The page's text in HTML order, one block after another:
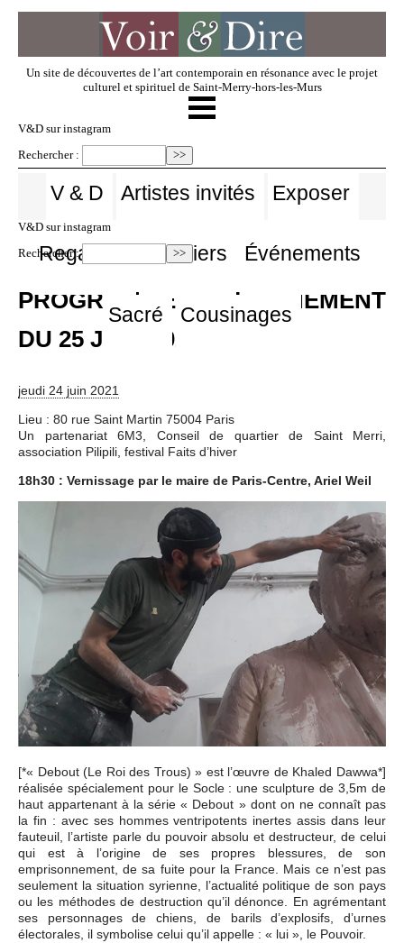
Un site de découvertes de l’art contemporain en résonance avec le projet
culturel et spirituel de Saint-Merry-hors-les-Murs
V & D
Artistes invités
Exposer
Regarder
Événements
Sacré
Cousinages
☰
V&D sur instagram
Rechercher :
V & D Artistes invités Exposer
Regarder Dossiers Événements
Sacré Cousinages
V&D sur instagram
Rechercher :
PROGRAMME DE L’EVENEMENT
DU 25 JUIN 2021
jeudi 24 juin 2021
Lieu : 80 rue Saint Martin 75004 Paris
Un partenariat 6M3, Conseil de quartier de Saint Merri,
association Pilipili, festival Faits d’hiver
18h30 : Vernissage par le maire de Paris-Centre, Ariel Weil
[*« Debout (Le Roi des Trous) » est l’œuvre de Khaled Dawwa*]
réalisée spécialement pour le Socle : une sculpture de 3,5m de
haut appartenant à la série « Debout » dont on ne connaît pas
la fin : avec ses hommes ventripotents inertes assis dans leur
fauteuil, l’artiste parle du pouvoir absolu et destructeur, de celui
qui est à l’origine de ses propres blessures, de son
emprisonnement, de sa fuite pour la France. Mais ce n’est pas
seulement la situation syrienne, l’actualité politique de son pays
ou les méthodes de destruction qu’il dénonce. En agrémentant
ses personnages de chiens, de barils d’explosifs, d’urnes
électorales, il symbolise celui qu’il appelle : « lui », le Pouvoir.